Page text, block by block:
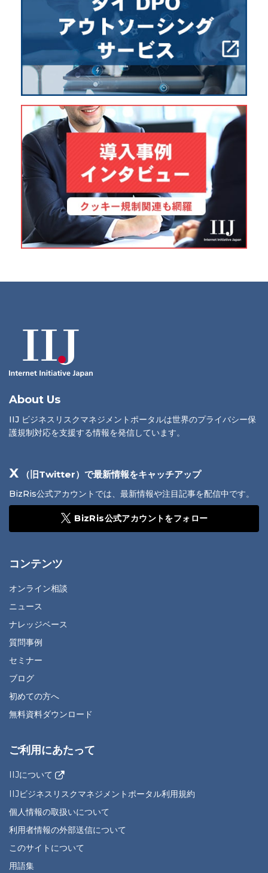
About Us
IIJ ビジネスリスクマネジメントポータルは世界のプライバシー保
護規制対応を支援する情報を発信しています。
X （旧Twitter）で最新情報をキャッチアップ
BizRis公式アカウントでは、最新情報や注目記事を配信中です。
BizRis公式アカウントをフォロー
コンテンツ
オンライン相談
ニュース
ナレッジベース
質問事例
セミナー
ブログ
初めての方へ
無料資料ダウンロード
ご利用にあたって
IIJについて
IIJビジネスリスクマネジメントポータル利用規約
個人情報の取扱いについて
利用者情報の外部送信について
このサイトについて
用語集